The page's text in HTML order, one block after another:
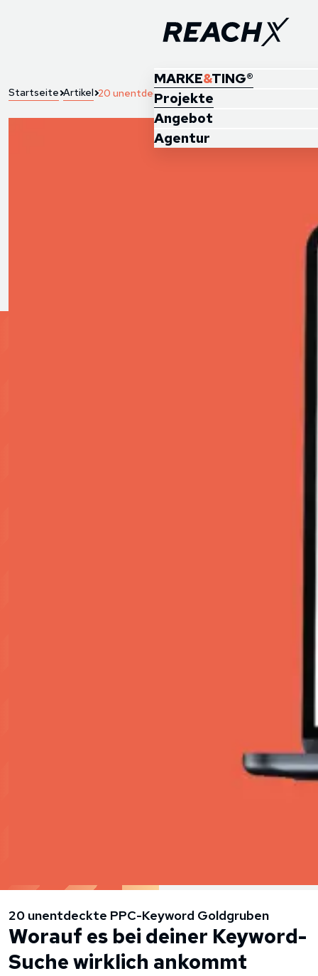
MARKE&TING®
Projekte
Angebot
Agentur
Startseite Artikel 20 unentdeckte PPC-Keyword Goldgruben
20 unentdeckte PPC-Keyword Goldgruben
Worauf es bei deiner Keyword-
Suche wirklich ankommt